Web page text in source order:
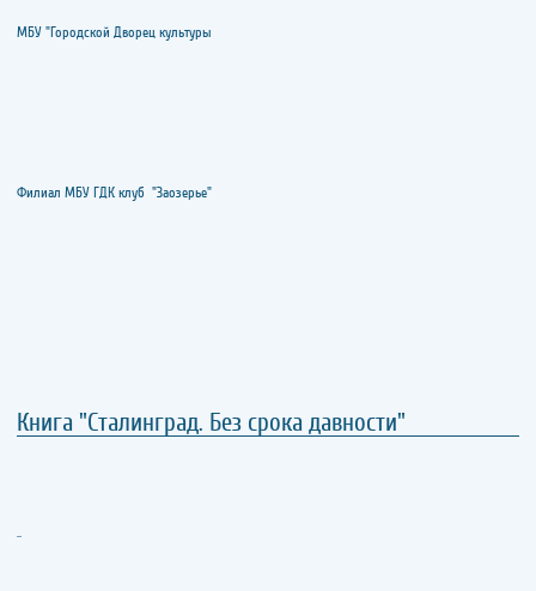
МБУ "Городской Дворец культуры
Филиал МБУ ГДК клуб "Заозерье"
Книга "Сталинград. Без срока давности"
..